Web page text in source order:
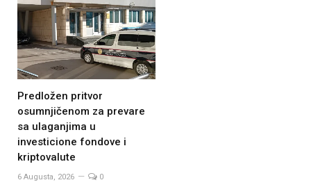
Predložen pritvor
osumnjičenom za prevare
sa ulaganjima u
investicione fondove i
kriptovalute
6 Augusta, 2026 0